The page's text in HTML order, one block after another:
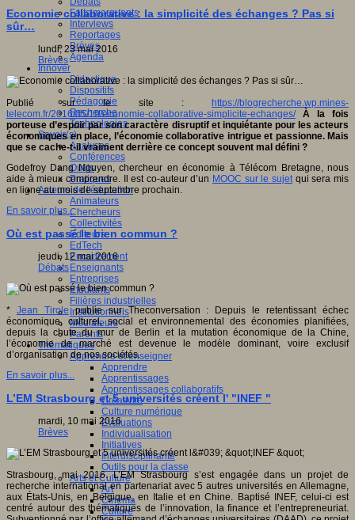
Faits marquants
Interviews
Reportages
Brèves
Agenda
Innover
Didactique
Dispositifs
Pédagogie
Recherche
Technologies
Savoir(s)
Analyses
Conférences
Outils
Pratiques
Acteurs de l'éducation
Animateurs
Chercheurs
Collectivités
Editeurs
EdTech
Encadrement
Enseignants
Entreprises
Etudiants
Filières industrielles
Institutionnels
Médiateurs
Parents
Thématiques
Apprendre et enseigner
Apprendre
Apprentissages
Apprentissages collaboratifs
Créativité
Culture numérique
Evaluations
Individualisation
Initiatives
Interdisciplinarité
Outils pour la classe
Arts et Culture
Art
Cinéma
Culture
Economie collaborative : la simplicité des échanges ? Pas si
sûr…
lundi, 23 mai 2016
Brèves
Publié sur le site :
https://blogrecherche.wp.mines-
telecom.fr/2016/05/19/economie-collaborative-simplicite-echanges/
À la fois
porteuse d’espoir par son caractère disruptif et inquiétante pour les acteurs
économiques en place, l’économie collaborative intrigue et passionne. Mais
que se cache-t-il vraiment derrière ce concept souvent mal défini ?
Godefroy Dang Nguyen, chercheur en économie à Télécom Bretagne, nous
aide à mieux comprendre. Il est co-auteur d’un MOOC sur le sujetqui sera mis
en ligne au mois de septembre prochain.
En savoir plus...
Où est passé le bien commun ?
jeudi, 12 mai 2016
Débats
* Jean Tirole publie sur Theconversation : Depuis le retentissant échec
économique, culturel, social et environnemental des économies planifiées,
depuis la chute du mur de Berlin et la mutation économique de la Chine,
l’économie de marché est devenue le modèle dominant, voire exclusif
d’organisation de nos sociétés.
En savoir plus...
L’EM Strasbourg et 5 universités créent l' "INEF "
mardi, 10 mai 2016
Brèves
Strasbourg, mai 2016. L’EM Strasbourg s’est engagée dans un projet de
recherche international en partenariat avec 5 autres universités en Allemagne,
aux États-Unis, en Belgique, en Italie et en Chine. Baptisé INEF, celui-ci est
centré autour des thématiques de l’innovation, la finance et l’entrepreneuriat.